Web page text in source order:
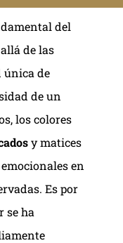
del
de las
única de
de un
los colores
y matices
en
Es por
se ha